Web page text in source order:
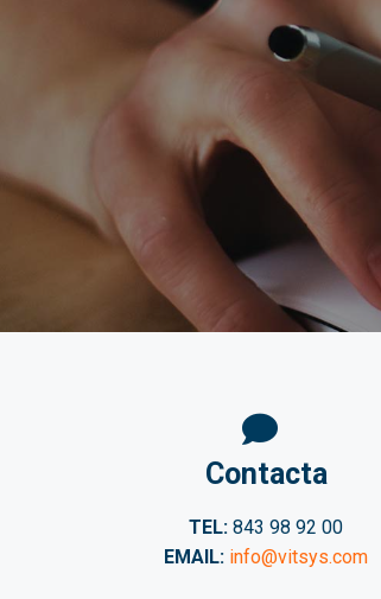
Contacta
TEL: 843 98 92 00
EMAIL: info@vitsys.com